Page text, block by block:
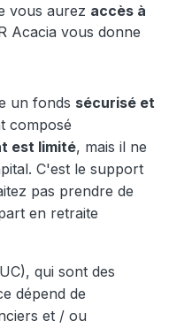
vous aurez accès à
Acacia vous donne
un fonds sécurisé et
composé
est limité, mais il ne
C'est le support
pas prendre de
en retraite
qui sont des
dépend de
et / ou